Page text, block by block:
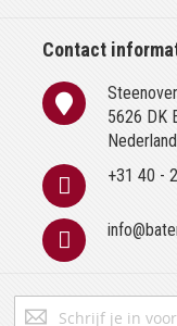
Contact
5626 DK
Nederland
+31 40 -
Abonneer